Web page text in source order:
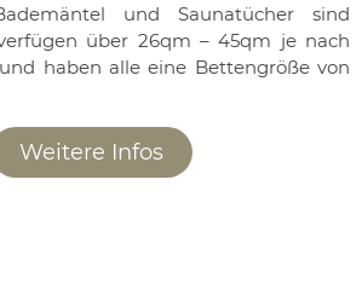
und Saunatücher sind
über 26qm – 45qm je nach
haben alle eine Bettengröße von
Weitere Infos